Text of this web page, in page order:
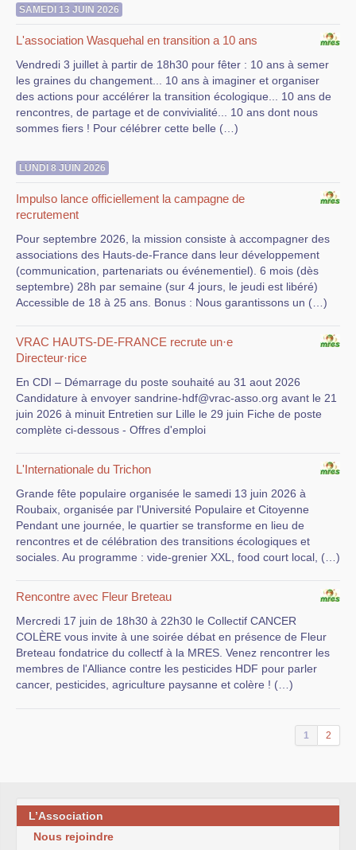
SAMEDI 13 JUIN 2026
L'association Wasquehal en transition a 10 ans
Vendredi 3 juillet à partir de 18h30 pour fêter : 10 ans à semer
les graines du changement... 10 ans à imaginer et organiser
des actions pour accélérer la transition écologique... 10 ans de
rencontres, de partage et de convivialité... 10 ans dont nous
sommes fiers ! Pour célébrer cette belle (…)
LUNDI 8 JUIN 2026
Impulso lance officiellement la campagne de
recrutement
Pour septembre 2026, la mission consiste à accompagner des
associations des Hauts-de-France dans leur développement
(communication, partenariats ou événementiel). 6 mois (dès
septembre) 28h par semaine (sur 4 jours, le jeudi est libéré)
Accessible de 18 à 25 ans. Bonus : Nous garantissons un (…)
VRAC HAUTS-DE-FRANCE recrute un·e
Directeur·rice
En CDI – Démarrage du poste souhaité au 31 aout 2026
Candidature à envoyer sandrine-hdf@vrac-asso.org avant le 21
juin 2026 à minuit Entretien sur Lille le 29 juin Fiche de poste
complète ci-dessous - Offres d'emploi
L'Internationale du Trichon
Grande fête populaire organisée le samedi 13 juin 2026 à
Roubaix, organisée par l'Université Populaire et Citoyenne
Pendant une journée, le quartier se transforme en lieu de
rencontres et de célébration des transitions écologiques et
sociales. Au programme : vide-grenier XXL, food court local, (…)
Rencontre avec Fleur Breteau
Mercredi 17 juin de 18h30 à 22h30 le Collectif CANCER
COLÈRE vous invite à une soirée débat en présence de Fleur
Breteau fondatrice du collectf à la MRES. Venez rencontrer les
membres de l'Alliance contre les pesticides HDF pour parler
cancer, pesticides, agriculture paysanne et colère ! (…)
1 2
L’Association
Nous rejoindre